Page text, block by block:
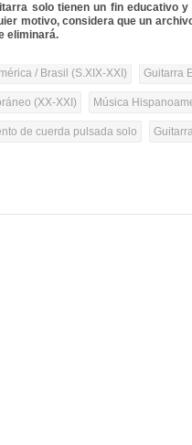
solo tienen un fin educativo
motivo, considera que un
eliminará.
/ Brasil (S.XIX-XXI) Guitarra
(XX-XXI) Música
de cuerda pulsada solo